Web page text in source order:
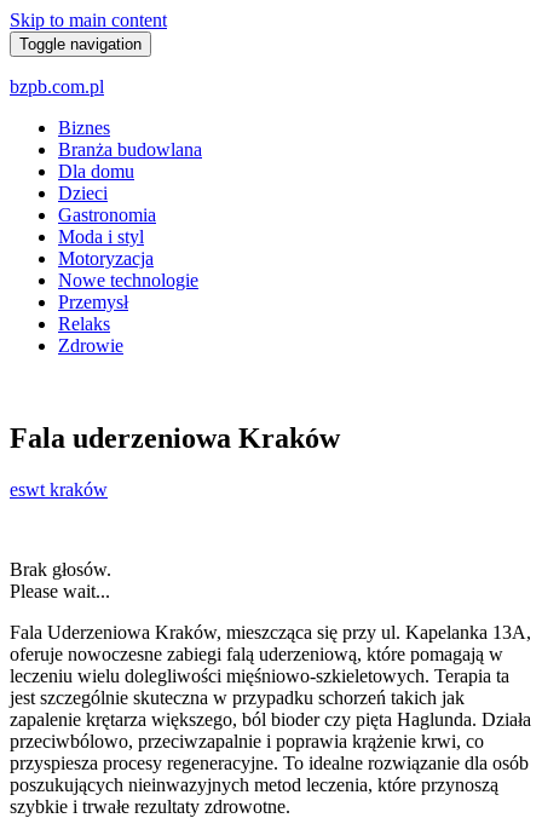
Skip to main content
Toggle navigation
bzpb.com.pl
Biznes
Branża budowlana
Dla domu
Dzieci
Gastronomia
Moda i styl
Motoryzacja
Nowe technologie
Przemysł
Relaks
Zdrowie
Fala uderzeniowa Kraków
eswt kraków
Brak głosów.
Please wait...
Fala Uderzeniowa Kraków, mieszcząca się przy ul. Kapelanka 13A,
oferuje nowoczesne zabiegi falą uderzeniową, które pomagają w
leczeniu wielu dolegliwości mięśniowo-szkieletowych. Terapia ta
jest szczególnie skuteczna w przypadku schorzeń takich jak
zapalenie krętarza większego, ból bioder czy pięta Haglunda. Działa
przeciwbólowo, przeciwzapalnie i poprawia krążenie krwi, co
przyspiesza procesy regeneracyjne. To idealne rozwiązanie dla osób
poszukujących nieinwazyjnych metod leczenia, które przynoszą
szybkie i trwałe rezultaty zdrowotne.